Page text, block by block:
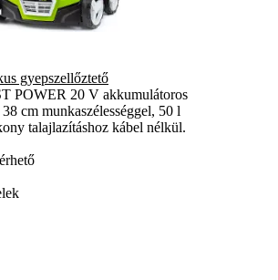
gyepszellőztető
POWER 20 V akkumulátoros
cm munkaszélességgel, 50 l
talajlazításhoz kábel nélkül.